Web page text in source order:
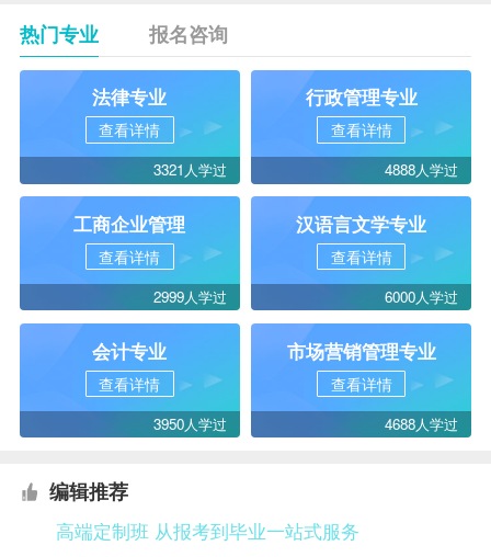
热门专业 报名咨询
法律专业
查看详情
3321人学过
行政管理专业
查看详情
4888人学过
工商企业管理
查看详情
2999人学过
汉语言文学专业
查看详情
6000人学过
会计专业
查看详情
3950人学过
市场营销管理专业
查看详情
4688人学过
编辑推荐
高端定制班 从报考到毕业一站式服务